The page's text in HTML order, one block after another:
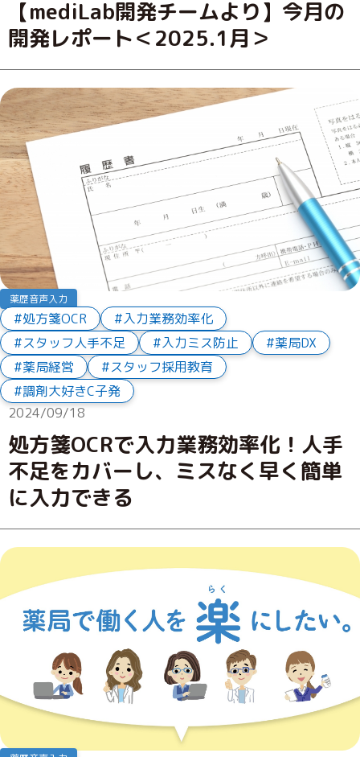
【mediLab開発チームより】今月の
開発レポート＜2025.1月＞
薬歴音声入力
処方箋OCR
入力業務効率化
スタッフ人手不足
入力ミス防止
薬局DX
薬局経営
スタッフ採用教育
調剤大好きC子発
2024/09/18
処方箋OCRで入力業務効率化！人手
不足をカバーし、ミスなく早く簡単
に入力できる